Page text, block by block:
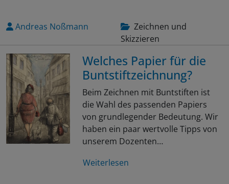
Andreas Noßmann
Zeichnen und
Skizzieren
Welches Papier für die
Buntstiftzeichnung?
Beim Zeichnen mit Buntstiften ist
die Wahl des passenden Papiers
von grundlegender Bedeutung. Wir
haben ein paar wertvolle Tipps von
unserem Dozenten…
Weiterlesen